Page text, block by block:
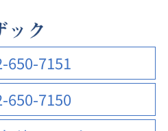
650-7151
650-7150